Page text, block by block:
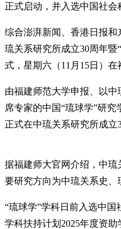
正式启动，并入选中国社会
综合澎湃新闻、香港日报
琉关系研究所成立30周年
式，星期六（11月15日）在
由福建师范大学申报、以
席专家的中国“琉球学”研究
正式在中琉关系研究所成立
据福建师大官网介绍，中琉
要研究方向为中琉关系史、
“琉球学”学科日前入选中国
学科扶持计划2025年度资